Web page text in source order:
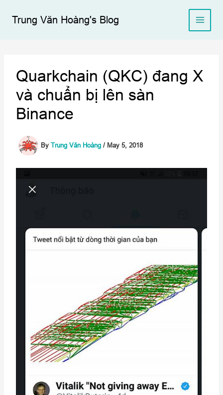
Trung Văn Hoàng's Blog
Quarkchain (QKC) đang X
và chuẩn bị lên sàn
Binance
By Trung Văn Hoàng / May 5, 2018